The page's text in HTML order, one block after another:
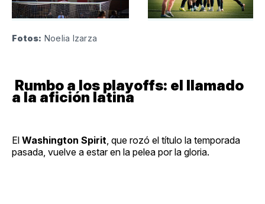
Fotos: Noelia Izarza
Rumbo a los playoffs: el llamado
a la afición latina
El Washington Spirit , que rozó el título la temporada
pasada, vuelve a estar en la pelea por la gloria.